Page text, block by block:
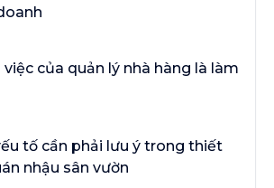
việc của quản lý nhà hàng là làm
tố cần phải lưu ý trong thiết
nhậu sân vườn